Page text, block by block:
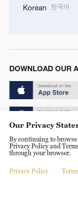
Korean 한국어
DOWNLOAD OUR
Copyright © 2024
京ICP备20000184号
京公网安备
Our Privacy
By continuing to browse
Privacy Policy and
through your browser.
Privacy Policy